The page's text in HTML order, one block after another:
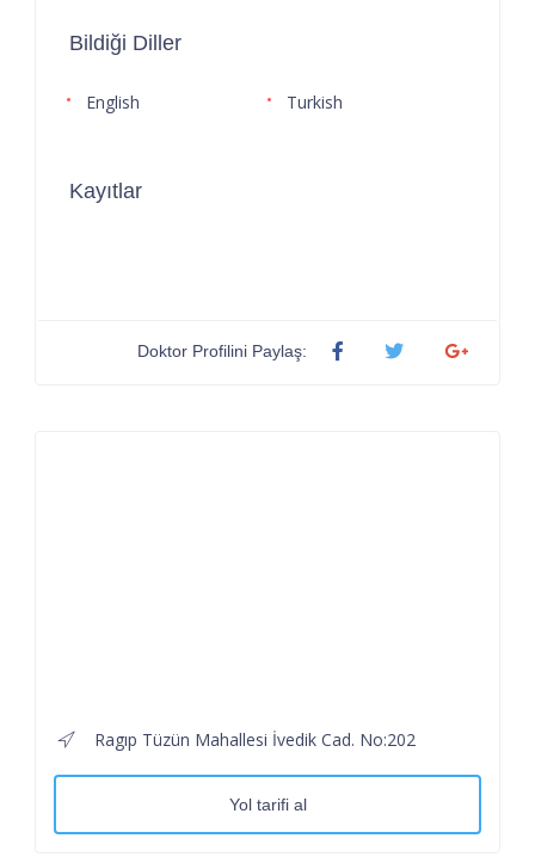
Bildiği Diller
English Turkish
Kayıtlar
Doktor Profilini Paylaş:
Ragıp Tüzün Mahallesi İvedik Cad. No:202
Yol tarifi al